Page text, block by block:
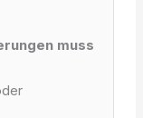
muss